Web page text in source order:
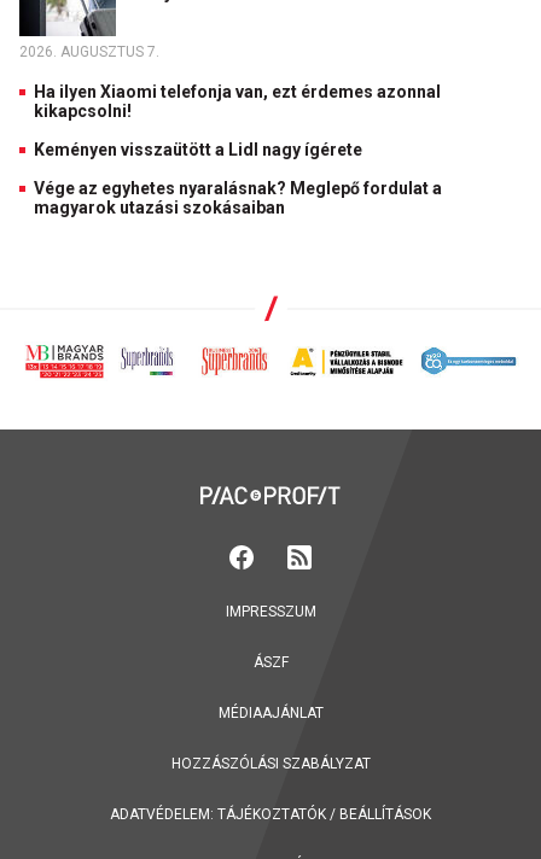
2026. AUGUSZTUS 7.
Ha ilyen Xiaomi telefonja van, ezt érdemes azonnal
kikapcsolni!
Keményen visszaütött a Lidl nagy ígérete
Vége az egyhetes nyaralásnak? Meglepő fordulat a
magyarok utazási szokásaiban
IMPRESSZUM
ÁSZF
MÉDIAAJÁNLAT
HOZZÁSZÓLÁSI SZABÁLYZAT
ADATVÉDELEM: TÁJÉKOZTATÓK / BEÁLLÍTÁSOK